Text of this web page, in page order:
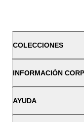
COLECCIONES
INFORMACIÓN
AYUDA